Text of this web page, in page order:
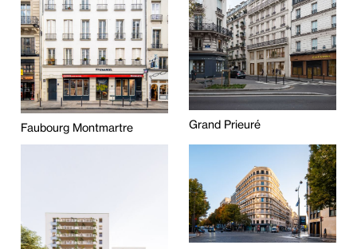
Faubourg Montmartre Grand Prieuré